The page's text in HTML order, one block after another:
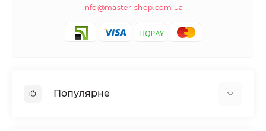
info@master-shop.com.ua
Популярне